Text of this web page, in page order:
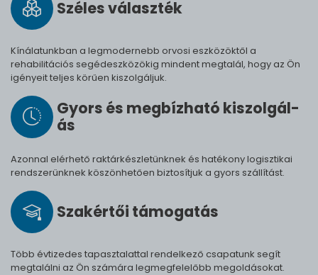
Széles vá­lasz­ték
Kínálatunkban a legmodernebb orvosi eszközöktől a
rehabilitációs segédeszközökig mindent megtalál, hogy az Ön
igényeit teljes körűen kiszolgáljuk.
Gyors és meg­bíz­ha­tó ki­szol­gál­
ás
Azonnal elérhető raktárkészletünknek és hatékony logisztikai
rendszerünknek köszönhetően biztosítjuk a gyors szállítást.
Szak­értői tá­mo­ga­tás
Több évtizedes tapasztalattal rendelkező csapatunk segít
megtalálni az Ön számára legmegfelelőbb megoldásokat.